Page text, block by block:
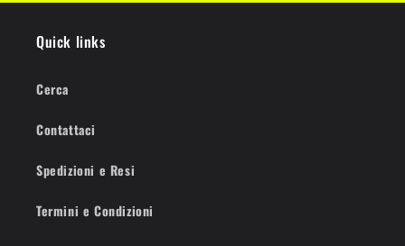
Quick links
Cerca
Contattaci
Spedizioni e Resi
Termini e Condizioni